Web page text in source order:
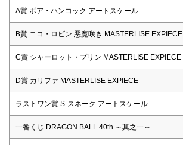
A賞 ボア・ハンコック アートスケール
B賞 ニコ・ロビン 悪魔咲き MASTERLISE EXPIECE
C賞 シャーロット・プリン MASTERLISE EXPIECE
D賞 カリファ MASTERLISE EXPIECE
ラストワン賞 S-スネーク アートスケール
一番くじ DRAGON BALL 40th ～其之一～